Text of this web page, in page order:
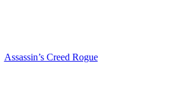
Assassin’s Creed Rogue